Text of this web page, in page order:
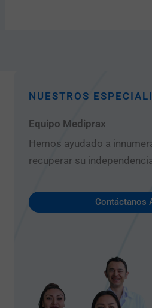
NUESTROS
Equipo Mediprax
Hemos ayudado a
recuperar su
Contáctanos